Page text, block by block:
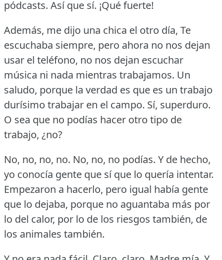
pódcasts. Así que sí. ¡Qué fuerte!
Además, me dijo una chica el otro día, Te
escuchaba siempre, pero ahora no nos dejan
usar el teléfono, no nos dejan escuchar
música ni nada mientras trabajamos. Un
saludo, porque la verdad es que es un trabajo
durísimo trabajar en el campo. Sí, superduro.
O sea que no podías hacer otro tipo de
trabajo, ¿no?
No, no, no, no. No, no, no podías. Y de hecho,
yo conocía gente que sí que lo quería intentar.
Empezaron a hacerlo, pero igual había gente
que lo dejaba, porque no aguantaba más por
lo del calor, por lo de los riesgos también, de
los animales también.